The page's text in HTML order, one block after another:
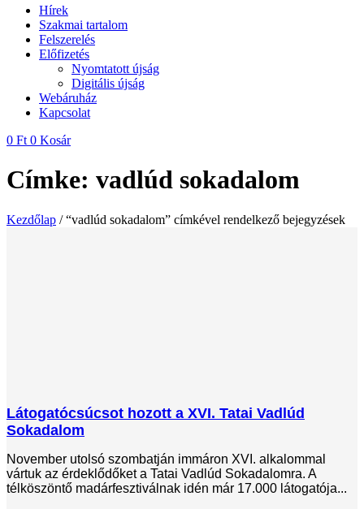
Hírek
Szakmai tartalom
Felszerelés
Előfizetés
Nyomtatott újság
Digitális újság
Webáruház
Kapcsolat
0 Ft 0 Kosár
Címke: vadlúd sokadalom
Kezdőlap / “vadlúd sokadalom” címkével rendelkező bejegyzések
Látogatócsúcsot hozott a XVI. Tatai Vadlúd
Sokadalom
November utolsó szombatján immáron XVI. alkalommal
vártuk az érdeklődőket a Tatai Vadlúd Sokadalomra. A
télköszöntő madárfesztiválnak idén már 17.000 látogatója...